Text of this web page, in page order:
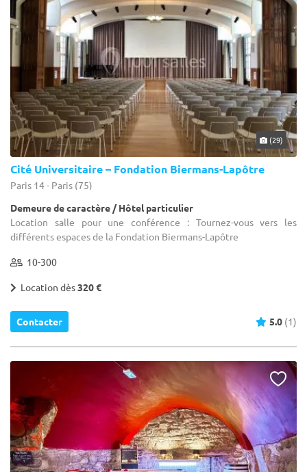
(29)
Cité Universitaire – Fondation Biermans-Lapôtre
Paris 14 - Paris (75)
Demeure de caractère / Hôtel particulier
Location salle pour une conférence : Tournez-vous vers les
différents espaces de la Fondation Biermans-Lapôtre
10-300
Location dès320 €
Contacter 5.0 (1)